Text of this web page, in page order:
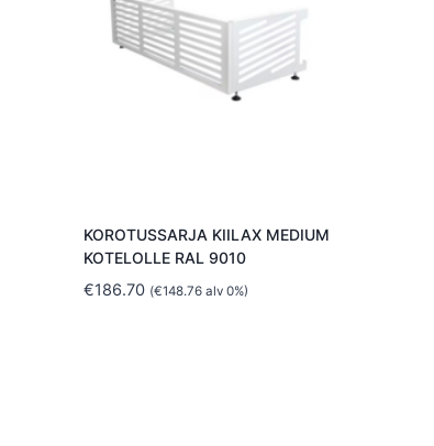
KOROTUSSARJA KIILAX MEDIUM
KOTELOLLE RAL 9010
€186.70 (€148.76alv 0%)